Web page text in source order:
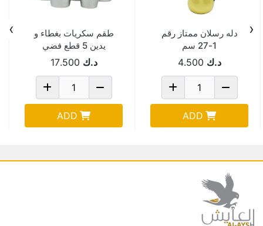
دله رسلان ممتاز رقم
1-27 سم
د.ك 4.500
ADD
طقم سكريات بغطاء و
يدين 5 قطع فضي
AAA/06/Sد.ك 17.500
ADD
‹
›